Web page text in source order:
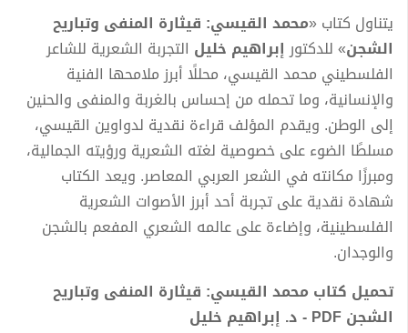
يتناول كتاب «محمد القيسي: قيثارة المنفى وتباريح
الشجن» للدكتورإبراهيم خليل التجربة الشعرية للشاعر
الفلسطيني محمد القيسي، محللًا أبرز ملامحها الفنية
والإنسانية، وما تحمله من إحساس بالغربة والمنفى والحنين
إلى الوطن. ويقدم المؤلف قراءة نقدية لدواوين القيسي،
مسلطًا الضوء على خصوصية لغته الشعرية ورؤيته الجمالية،
ومبرزًا مكانته في الشعر العربي المعاصر. ويعد الكتاب
شهادة نقدية على تجربة أحد أبرز الأصوات الشعرية
الفلسطينية، وإضاءة على عالمه الشعري المفعم بالشجن
والوجدان.
تحميل كتاب محمد القيسي: قيثارة المنفى وتباريح
الشجن PDF - د. إبراهيم خليل